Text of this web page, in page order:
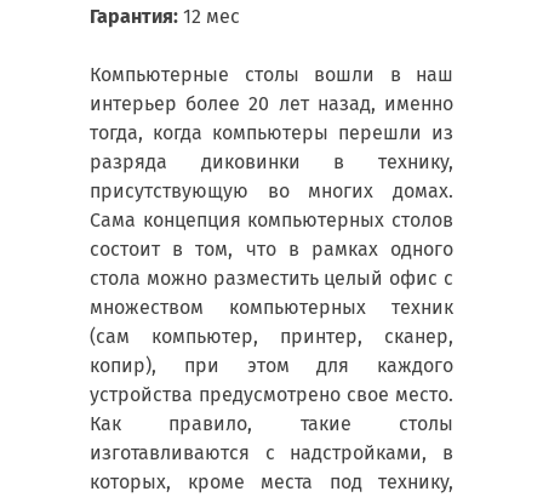
Гарантия: 12 мес
Компьютерные столы вошли в наш
интерьер более 20 лет назад, именно
тогда, когда компьютеры перешли из
разряда диковинки в технику,
присутствующую во многих домах.
Сама концепция компьютерных столов
состоит в том, что в рамках одного
стола можно разместить целый офис с
множеством компьютерных техник
(сам компьютер, принтер, сканер,
копир), при этом для каждого
устройства предусмотрено свое место.
Как правило, такие столы
изготавливаются с надстройками, в
которых, кроме места под технику,